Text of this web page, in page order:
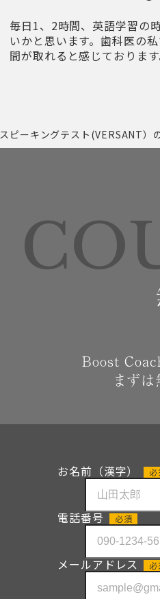
毎日1、2時間、英語学習の
いかと思います。歯科医の
間が取れると感じております
スピーキングテスト(VERSANT）
Boost
まず
お名前（漢字） 必
電話番号 必須
メールアドレス 必